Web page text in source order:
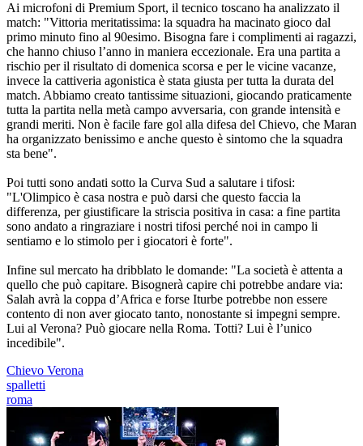
Ai microfoni di Premium Sport, il tecnico toscano ha analizzato il
match: "Vittoria meritatissima: la squadra ha macinato gioco dal
primo minuto fino al 90esimo. Bisogna fare i complimenti ai ragazzi,
che hanno chiuso l’anno in maniera eccezionale. Era una partita a
rischio per il risultato di domenica scorsa e per le vicine vacanze,
invece la cattiveria agonistica è stata giusta per tutta la durata del
match. Abbiamo creato tantissime situazioni, giocando praticamente
tutta la partita nella metà campo avversaria, con grande intensità e
grandi meriti. Non è facile fare gol alla difesa del Chievo, che Maran
ha organizzato benissimo e anche questo è sintomo che la squadra
sta bene".
Poi tutti sono andati sotto la Curva Sud a salutare i tifosi:
"L'Olimpico è casa nostra e può darsi che questo faccia la
differenza, per giustificare la striscia positiva in casa: a fine partita
sono andato a ringraziare i nostri tifosi perché noi in campo li
sentiamo e lo stimolo per i giocatori è forte".
Infine sul mercato ha dribblato le domande: "La società è attenta a
quello che può capitare. Bisognerà capire chi potrebbe andare via:
Salah avrà la coppa d’Africa e forse Iturbe potrebbe non essere
contento di non aver giocato tanto, nonostante si impegni sempre.
Lui al Verona? Può giocare nella Roma. Totti? Lui è l’unico
incedibile".
Chievo Verona
spalletti
roma